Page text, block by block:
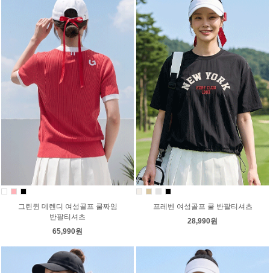
그린퀸 데렌디 여성골프 쿨짜임
반팔티셔츠
65,990원
프레벤 여성골프 쿨 반팔티셔츠
28,990원